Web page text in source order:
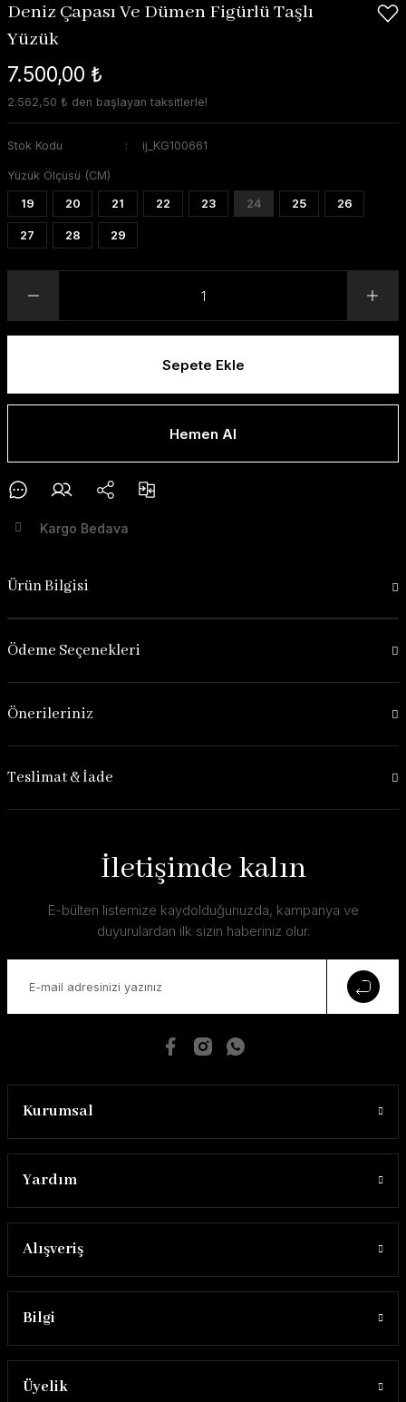
Deniz Çapası Ve Dümen Figürlü Taşlı
Yüzük
7.500,00 ₺
2.562,50 ₺ den başlayan taksitlerle!
Stok Kodu ij_KG100661
Yüzük Ölçüsü (CM)
19 20 21 22 23 24 25 26
27 28 29
Sepete Ekle
Hemen Al
Kargo Bedava
Ürün Bilgisi
Ödeme Seçenekleri
Önerileriniz
Teslimat & İade
İletişimde kalın
E-bülten listemize kaydolduğunuzda, kampanya ve
duyurulardan ilk sizin haberiniz olur.
Kurumsal
Yardım
Alışveriş
Bilgi
Üyelik